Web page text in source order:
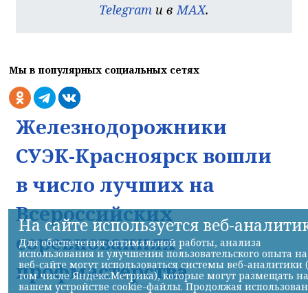
Telegram и в MAX.
Мы в популярных социальных сетях
Железнодорожники
СУЭК-Красноярск вошли
в число лучших на
Всероссийских
соревнованиях
профмастерства
На сайте используется веб-
Для обеспечения оптимальной работы, анализа
использования и улучшения пользовательского опыта на
веб-сайте могут использоваться системы веб-аналитики
том числе Яндекс.Метрика), которые могут размещать на
вашем устройстве cookie-файлы. Продолжая